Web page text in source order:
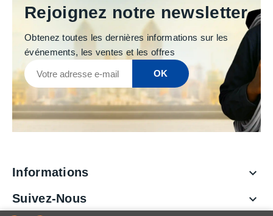
Rejoignez notre newsletter
Obtenez toutes les dernières informations sur les
événements, les ventes et les offres
Informations 
Suivez-Nous 